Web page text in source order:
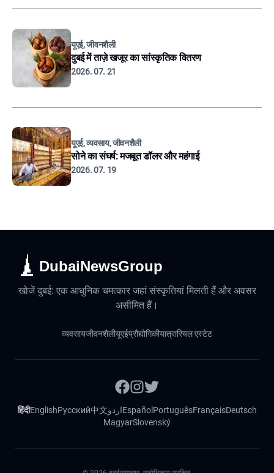
यूएई, जीवनशैली
दुबई में ताज़े खजूर का सांस्कृतिक वितरण
2026. 07. 21
यूएई, व्यवसाय, जीवनशैली
सोने का संघर्ष: मजबूत डॉलर और महंगाई
2026. 07. 19
DubaiNewsGroup
खोजें दुबई: एक आधुनिक चमत्कार जहां संस्कृतियां मिलती हैं और अवसर
असीमित हैं।
व्यवसायजीवनशैलीयूएईप्रौद्योगिकीयात्रारियल एस्टेट
हिंदीEnglishРусский中文اردوEspañol PortuguêsFrançaisDeutsch
MagyarSlovenský